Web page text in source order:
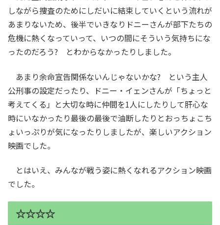
しながら捜査のためにしだいに結束していくという流れが
あまりないため、後半でいきなりドニーさんが部下たちの
危機に熱くなっていって、いつの間にそういう気持ちにな
ったのだろう? とわからなかったりしました。
あまり余命宣告関係ないんじゃないかな? という主人
公刑事の設定だったり、ドニー・イェンさんが「ちょっと
考えてくる」と大切な時に仲間を1人にしたりして肝心な
時にいなかったり最後の最後で油断したりとおっちょこち
ょいっぷりが気になったりしましたが、楽しいアクション
映画でした。
とはいえ、みんなが戦う姿に熱くなれるアクション映画
でした。
☆☆☆☆